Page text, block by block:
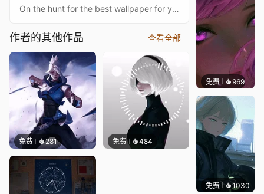
On the hunt for the best wallpaper for your setup, that'll truly level up your space? You've come to the right place, you'll find wonderful wallpaper that I made to fit your style, so go ahead and download it right now!Also can't forget to follow me hereâ€‹â€‹â€‹â€‹â€‹â€‹â€‹ for upcoming wallpapers. ARTWORK:Artist: èŠ±é“­â€‹â€‹â€‹â€‹â€‹â€‹â€‹â€‹â€‹â€‹[www.pixiv.net]Artwork Source: https://www.pixiv.net/en/artworks/105182833MUSIC:â™« Past Lives - Sapientdreamâ™« https://youtu.be/i2c1Q9HPanQANIMATION CREDIT:Animation by Blvk_Knxght TAGS: train, relaxing, farewell, leaving, warm, sad, yellow, station, fall, winter season, dreaming, past livesâª¢ DISCLAIMER âª¡This animation contains artwork created by others. I have made every effort to properly credit the original creators and/or to obtain permission for its use. If you believe that your work has been used without proper credit or permission, please contact me and I'll promptly correct the attribution or remove the material. I appreciate the support of the creative community and respect the rights of all artists./正在为你的设备寻找最棒的壁纸，一款能真正提升你空间格调的壁纸吗？你来对地方了，你会找到我制作的精美壁纸，它们能契合你的风格，所以赶紧现在就下载吧！ 另外，别忘了在这里关注我，以便获取即将推出的壁纸。 ** artwork（艺术作品）：** 艺术家：花梨 作品来源：https://www.pixiv.net/en/artworks/105182833 音乐： ♫《Past Lives》- Sapientdream ♫ https://youtu.be/i2c1Q9HPanQ 动画制作 credit（致谢）： 动画由 Blvk_Knxght 制作 标签： 火车、放松、告别、离开、温暖、悲伤、黄色、车站、秋天、冬季、梦境、前世 声明： 本动画包含他人创作的艺术作品。我已尽力对原创作者进行适当署名和 / 或获得使用许可。如果你认为你的作品未被适当署名或未经许可被使用，请与我联系，我将立即更正署名或移除相关内容。我感谢创意社区的支持，并尊重所有艺术家的权利。
作者的其他作品 查看全部
免费 281 免费 484
免费 969辰东
免费 1030辰东